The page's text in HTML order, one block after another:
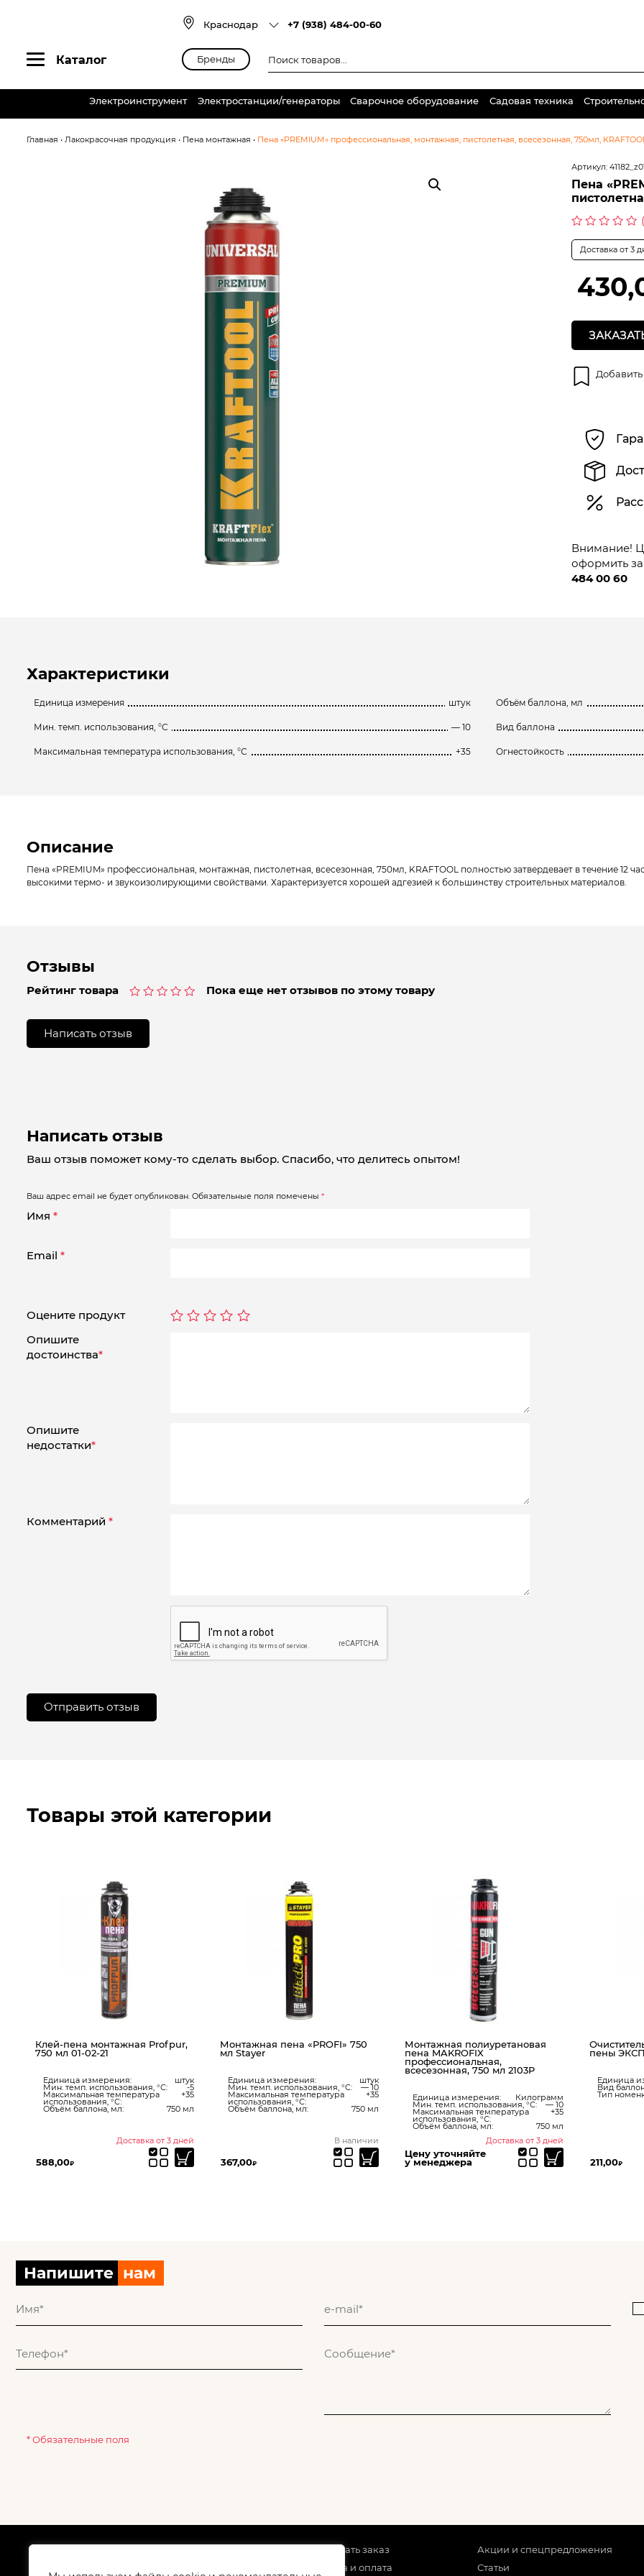
Краснодар +7 (938) 484-00-60
Каталог Бренды товаров
Электроинструмент Электростанции/генераторы Сварочное оборудование Садовая техника
Главная • Лакокрасочная продукция • Пена монтажная • Пена «PREMIUM» профессиональная, монтажная, пистолетная, всесезонная, 750мл,
Артикул:
Пена
0
из
Доставка от 3
Внимание!
оформить
484 00 60
Характеристики
Единица измерения штук
Мин. темп. использования, °С — 10
Максимальная температура использования, °С +35
Объём баллона, мл
Вид баллона
Огнестойкость
Описание
Пена «PREMIUM» профессиональная, монтажная, пистолетная, всесезонная, 750мл, KRAFTOOL полностью затвердевает в течение 12
высокими термо- и звукоизолирующими свойствами. Характеризуется хорошей адгезией к большинству строительных материалов.
Отзывы
Рейтинг товара
0
5
Пока еще нет отзывов по этому товару
Написать отзыв
Написать отзыв
Ваш отзыв поможет кому-то сделать выбор. Спасибо, что делитесь опытом!
Ваш адрес email не будет опубликован. Обязательные поля помечены *
Имя *
Email *
Оцените продукт
Опишите
достоинства*
Опишите
недостатки*
Комментарий *
Товары этой категории
Клей-пена монтажная Profpur,
750 мл 01-02-21
Единица измерения: штук
Мин. темп. использования, °С: -5
Максимальная температура
использования, °С:
+35
Объём баллона, мл:
750 мл
Доставка от 3 дней
588,00₽
Монтажная пена «PROFI» 750
мл Stayer
Единица измерения: штук
Мин. темп. использования, °С: — 10
Максимальная температура
использования, °С:
+35
Объём баллона, мл:
750 мл
В наличии
367,00₽
Монтажная полиуретановая
пена MAKROFIX
профессиональная,
всесезонная, 750 мл 2103P
Единица измерения: Килограмм
Мин. темп. использования, °С: — 10
Максимальная температура
использования, °С:
+35
Объём баллона, мл:
750 мл
Доставка от 3 дней
Цену уточняйте
у менеджера
пены
Единица
Вид
Тип
211,00₽
Напишите нам
* Обязательные поля
Как сделать заказ
Доставка и оплата
Акции и спецпредложения
Статьи